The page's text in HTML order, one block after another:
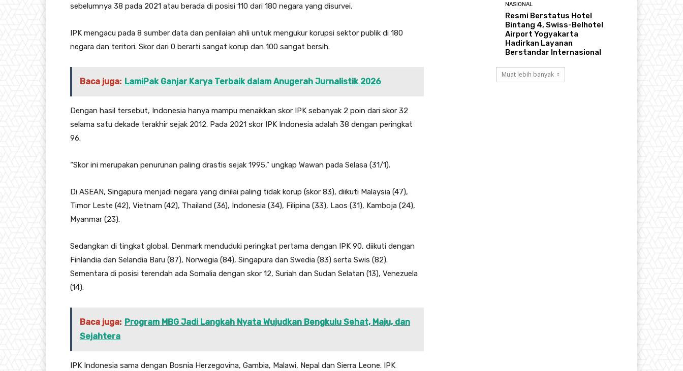
sebelumnya 38 pada 2021 atau berada di posisi 110 dari 180 negara yang disurvei.
IPK mengacu pada 8 sumber data dan penilaian ahli untuk mengukur korupsi sektor publik di 180
negara dan teritori. Skor dari 0 berarti sangat korup dan 100 sangat bersih.
Baca juga: LamiPak Ganjar Karya Terbaik dalam Anugerah Jurnalistik 2026
Dengan hasil tersebut, Indonesia hanya mampu menaikkan skor IPK sebanyak 2 poin dari skor 32
selama satu dekade terakhir sejak 2012. Pada 2021 skor IPK Indonesia adalah 38 dengan peringkat
96.
“Skor ini merupakan penurunan paling drastis sejak 1995,” ungkap Wawan pada Selasa (31/1).
Di ASEAN, Singapura menjadi negara yang dinilai paling tidak korup (skor 83), diikuti Malaysia (47),
Timor Leste (42), Vietnam (42), Thailand (36), Indonesia (34), Filipina (33), Laos (31), Kamboja (24),
Myanmar (23).
Sedangkan di tingkat global, Denmark menduduki peringkat pertama dengan IPK 90, diikuti dengan
Finlandia dan Selandia Baru (87), Norwegia (84), Singapura dan Swedia (83) serta Swis (82).
Sementara di posisi terendah ada Somalia dengan skor 12, Suriah dan Sudan Selatan (13), Venezuela
(14).
Baca juga: Program MBG Jadi Langkah Nyata Wujudkan Bengkulu Sehat, Maju, dan
Sejahtera
IPK Indonesia sama dengan Bosnia Herzegovina, Gambia, Malawi, Nepal dan Sierra Leone. IPK
NASIONAL
Resmi Berstatus Hotel
Bintang 4, Swiss-Belhotel
Airport Yogyakarta
Hadirkan Layanan
Berstandar Internasional
Muat lebih banyak